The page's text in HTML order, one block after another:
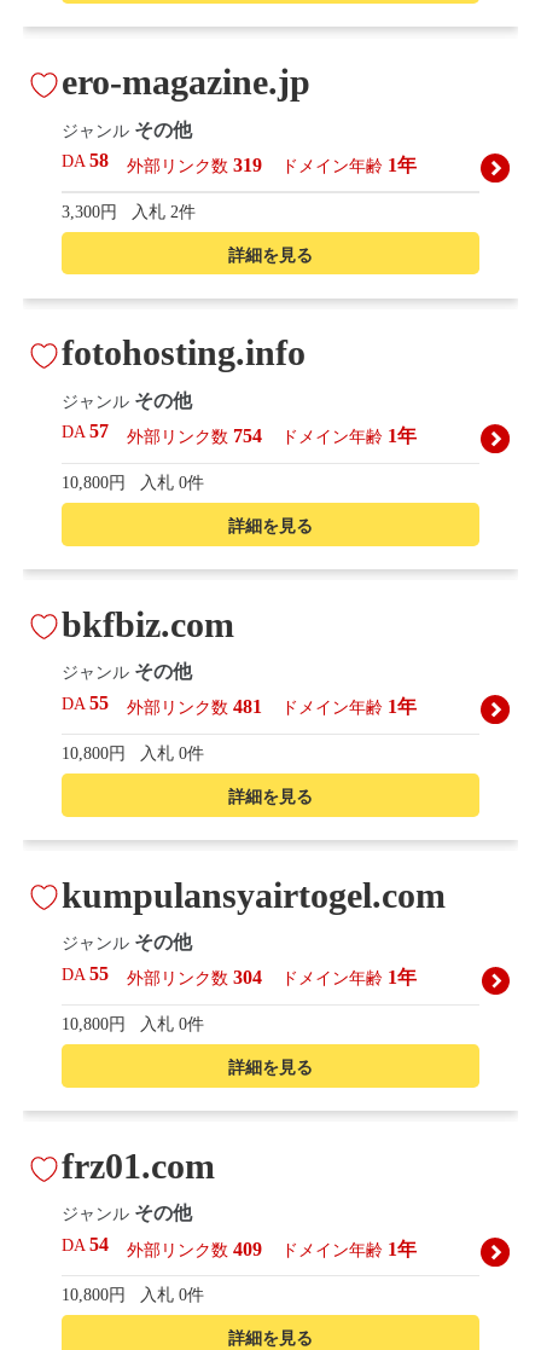
詳細を見る
ero-magazine.jp
ジャンル その他
DA58 外部リンク数 319 ドメイン年齢 1年
3,300円 入札 2件
詳細を見る
fotohosting.info
ジャンル その他
DA57 外部リンク数 754 ドメイン年齢 1年
10,800円 入札 0件
詳細を見る
bkfbiz.com
ジャンル その他
DA55 外部リンク数 481 ドメイン年齢 1年
10,800円 入札 0件
詳細を見る
kumpulansyairtogel.com
ジャンル その他
DA55 外部リンク数 304 ドメイン年齢 1年
10,800円 入札 0件
詳細を見る
frz01.com
ジャンル その他
DA54 外部リンク数 409 ドメイン年齢 1年
10,800円 入札 0件